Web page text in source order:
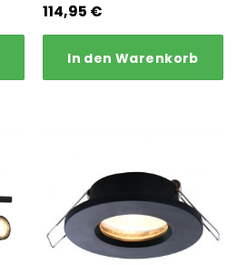
114,95 €
In den Warenkorb